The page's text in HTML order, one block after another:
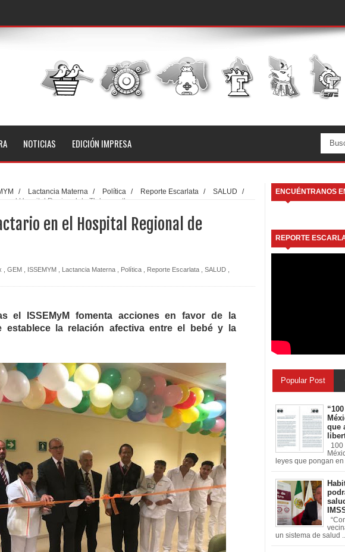
NOTICIAS EDICIÓN IMPRESA
/ Lactancia Materna / Política / Reporte Escarlata / SALUD
/
el Hospital Regional de Tlalnepantla
en el Hospital Regional de
GEM ISSEMYM Lactancia Materna Política Reporte Escarlata SALUD
el ISSEMyM fomenta acciones en favor de la
establece la relación afectiva entre el bebé y la
ENCUÉNTRANOS
REPORTE
Popular Post
que
100
leyes que pongan en
un sistema de salud ...